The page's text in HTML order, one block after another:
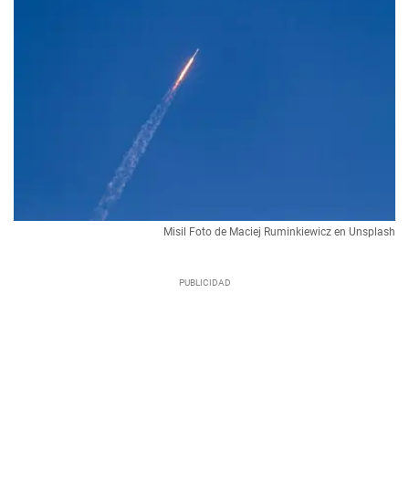
Misil Foto de Maciej Ruminkiewicz en Unsplash